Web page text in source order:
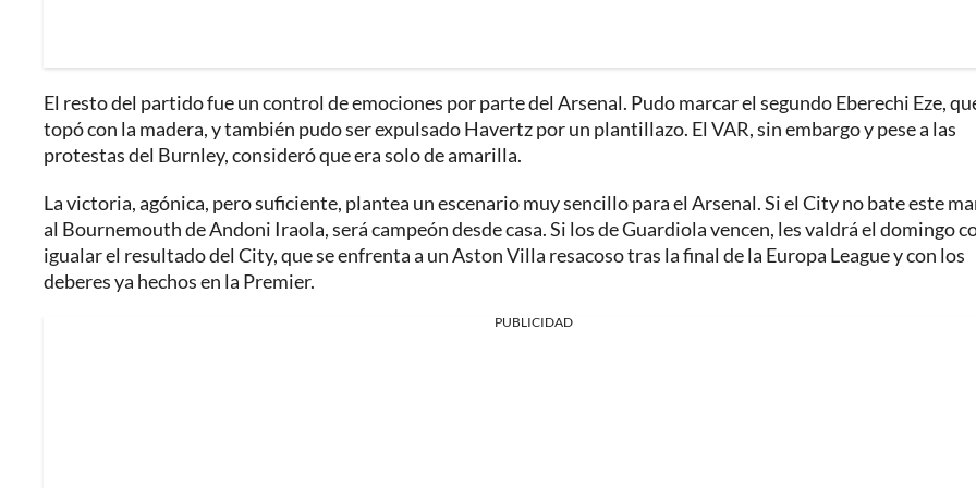
El resto del partido fue un control de emociones por parte del Arsenal. Pudo marcar el segundo Eberechi Eze,
topó con la madera, y también pudo ser expulsado Havertz por un plantillazo. El VAR, sin embargo y pese a las
protestas del Burnley, consideró que era solo de amarilla.
La victoria, agónica, pero suficiente, plantea un escenario muy sencillo para el Arsenal. Si el City no bate este
al Bournemouth de Andoni Iraola, será campeón desde casa. Si los de Guardiola vencen, les valdrá el domingo
igualar el resultado del City, que se enfrenta a un Aston Villa resacoso tras la final de la Europa League y con los
deberes ya hechos en la Premier.
PUBLICIDAD